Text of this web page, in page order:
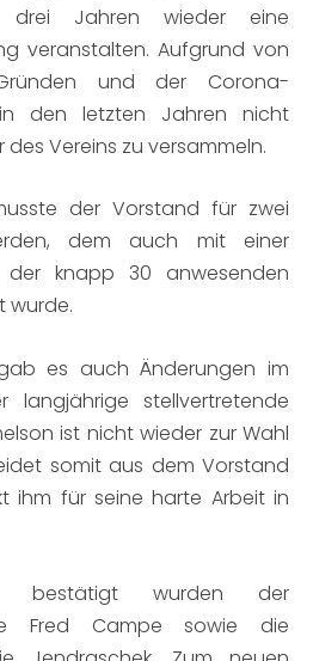
drei Jahren wieder eine
veranstalten. Aufgrund von
und der Corona-
den letzten Jahren nicht
Vereins zu versammeln.
der Vorstand für zwei
dem auch mit einer
der knapp 30 anwesenden
wurde.
es auch Änderungen im
langjährige stellvertretende
ist nicht wieder zur Wahl
somit aus dem Vorstand
ihm für seine harte Arbeit in
bestätigt wurden der
Fred Campe sowie die